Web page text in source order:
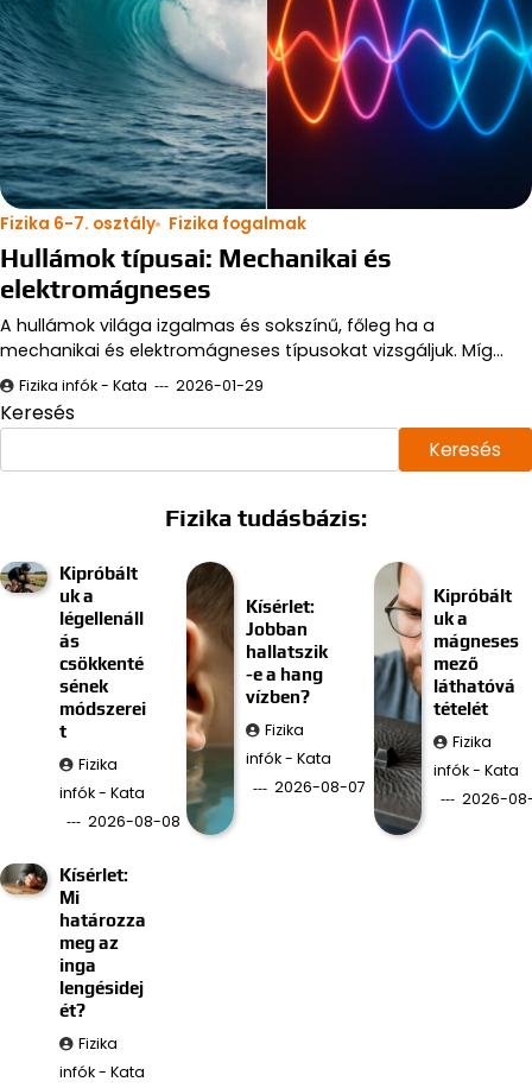
Fizika 6-7. osztály Fizika fogalmak
Hullámok típusai: Mechanikai és
elektromágneses
A hullámok világa izgalmas és sokszínű, főleg ha a
mechanikai és elektromágneses típusokat vizsgáljuk. Míg…
Fizika infók - Kata 2026-01-29
Keresés
Keresés
Fizika tudásbázis:
Kipróbált
uk a
légellenáll
ás
csökkenté
sének
módszerei
t
Fizika
infók - Kata
2026-08-08
Kísérlet:
Jobban
hallatszik
-e a hang
vízben?
Fizika
infók - Kata
2026-08-07
Kipróbált
uk a
mágneses
mező
láthatóvá
tételét
Fizika
infók - Kata
2026-
Kísérlet:
Mi
határozza
meg az
inga
lengésidej
ét?
Fizika
infók - Kata